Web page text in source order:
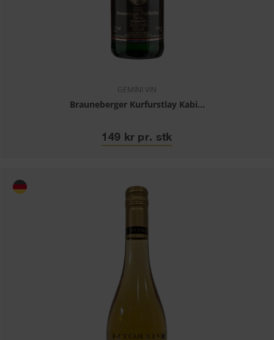
GEMINI VIN
Brauneberger Kurfurstlay Kabi...
149 kr pr. stk